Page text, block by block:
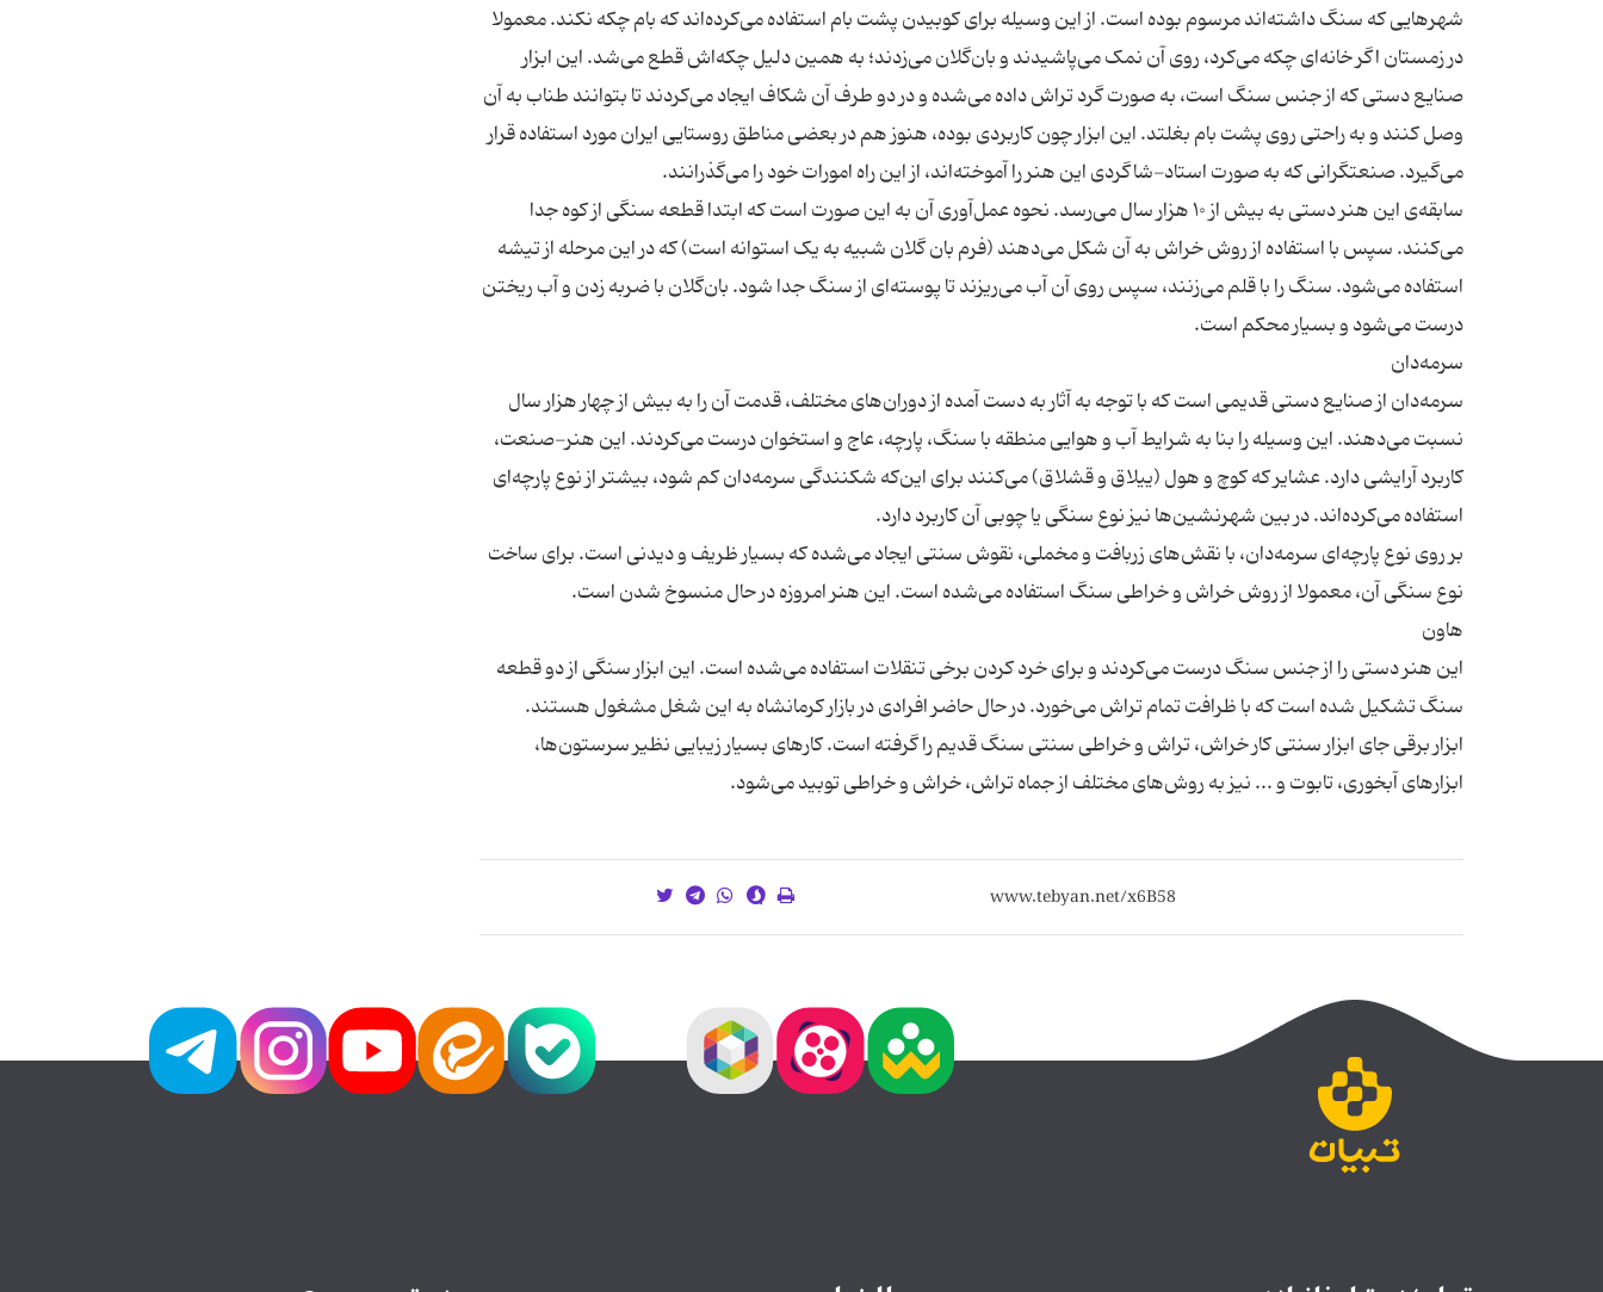
شهرهایی که سنگ داشته‌اند مرسوم بوده است. از این وسیله برای کوبیدن پشت بام استفاده می‌کرده‌اند که بام چکه نکند. معمولا
در زمستان اگر خانه‌ای چکه می‌کرد، روی آن نمک می‌پاشیدند و بان‌گلان می‌زدند؛ به همین دلیل چکه‌اش قطع می‌شد. این ابزار
صنایع دستی که از جنس سنگ است، به صورت گرد تراش داده می‌شده و در دو طرف آن شکاف ایجاد می‌کردند تا بتوانند طناب به آن
وصل کنند و به راحتی روی پشت بام بغلتد. این ابزار چون کاربردی بوده، هنوز هم در بعضی مناطق روستایی ایران مورد استفاده قرار
سابقه‌ی این هنر دستی به بیش از ۱۰ هزار سال می‌رسد. نحوه عمل‌آوری آن به این صورت است که ابتدا قطعه سنگی از کوه جدا
می‌کنند. سپس با استفاده از روش خراش به آن شکل می‌دهند (فرم بان گلان شبیه به یک استوانه است) که در این مرحله از تیشه
استفاده می‌شود. سنگ را با قلم می‌زنند، سپس روی آن آب می‌ریزند تا پوسته‌ای از سنگ جدا شود. بان‌گلان با ضربه زدن و آب ریختن
سرمه‌دان از صنایع دستی قدیمی است که با توجه به آثار به دست آمده از دوران‌های مختلف، قدمت آن را به بیش از چهار هزار سال
نسبت می‌دهند. این وسیله را بنا به شرایط آب و هوایی منطقه با سنگ، پارچه، عاج و استخوان درست می‌کردند. این هنر-صنعت،
کاربرد آرایشی دارد. عشایر که کوچ و هول (ییلاق و قشلاق) می‌کنند برای این‌که شکنندگی سرمه‌دان کم شود، بیشتر از نوع پارچه‌ای
بر روی نوع پارچه‌ای سرمه‌دان، با نقش‌های زربافت و مخملی، نقوش سنتی ایجاد می‌شده که بسیار ظریف و دیدنی است. برای ساخت
این هنر دستی را از جنس سنگ درست می‌کردند و برای خرد کردن برخی تنقلات استفاده می‌شده است. این ابزار سنگی از دو قطعه
ابزار برقی جای ابزار سنتی کار خراش، تراش و خراطی سنتی سنگ قدیم را گرفته است. کارهای بسیار زیبایی نظیر سرستون‌ها،
ابزارهای آبخوری، تابوت و ... نیز به روش‌های مختلف از جماه تراش، خراش و خراطی توبید می‌شود.